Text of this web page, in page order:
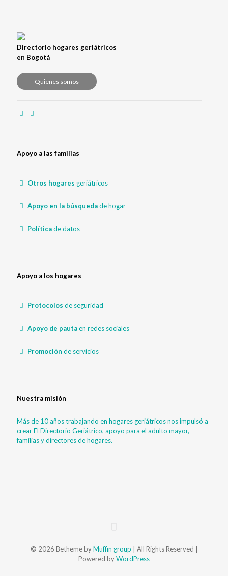
Directorio hogares geriátricos
en Bogotá
Quienes somos
Apoyo a las familias
Otros hogares geriátricos
Apoyo en la búsquedade hogar
Políticade datos
Apoyo a los hogares
Protocolos de seguridad
Apoyo de pautaen redes sociales
Promoción de servicios
Nuestra misión
Más de 10 años trabajando en hogares geriátricos nos impulsó a
crear El Directorio Geriátrico, apoyo para el adulto mayor,
familias y directores de hogares.
© 2026 Betheme byMuffin group | All Rights Reserved |
Powered byWordPress